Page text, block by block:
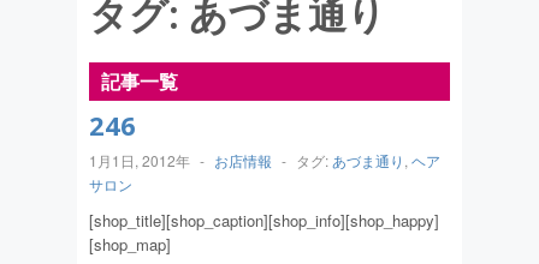
タグ: あづま通り
記事一覧
246
1月1日, 2012年 - お店情報 - タグ: あづま通り , ヘア
サロン
[shop_title][shop_caption][shop_info][shop_happy]
[shop_map]